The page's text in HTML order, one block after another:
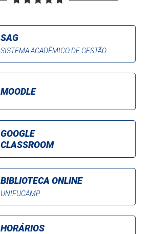
SAG
SISTEMA ACADÊMICO DE GESTÃO
MOODLE
GOOGLE
CLASSROOM
BIBLIOTECA ONLINE
UNIFUCAMP
HORÁRIOS